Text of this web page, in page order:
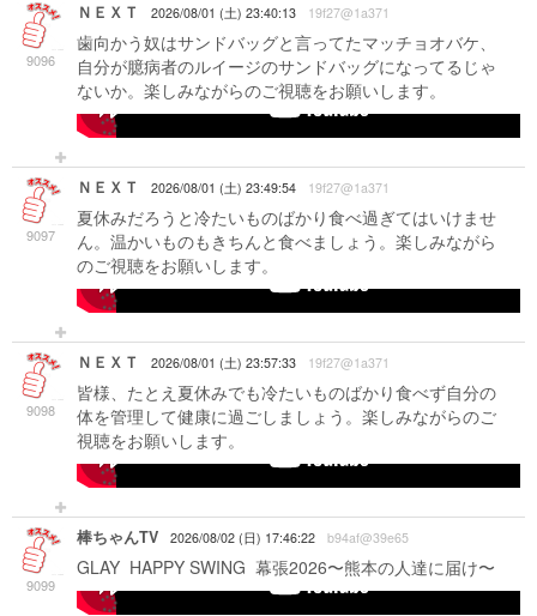
9096
ＮＥＸＴ 2026/08/01 (土) 23:40:13 19f27@1a371
歯向かう奴はサンドバッグと言ってたマッチョオバケ、
自分が臆病者のルイージのサンドバッグになってるじゃ
ないか。楽しみながらのご視聴をお願いします。
-->
9097
ＮＥＸＴ 2026/08/01 (土) 23:49:54 19f27@1a371
夏休みだろうと冷たいものばかり食べ過ぎてはいけませ
ん。温かいものもきちんと食べましょう。楽しみながら
のご視聴をお願いします。
-->
9098
ＮＥＸＴ 2026/08/01 (土) 23:57:33 19f27@1a371
皆様、たとえ夏休みでも冷たいものばかり食べず自分の
体を管理して健康に過ごしましょう。楽しみながらのご
視聴をお願いします。
-->
9099
棒ちゃんTV 2026/08/02 (日) 17:46:22 b94af@39e65
GLAY HAPPY SWING 幕張2026〜熊本の人達に届け〜
-->